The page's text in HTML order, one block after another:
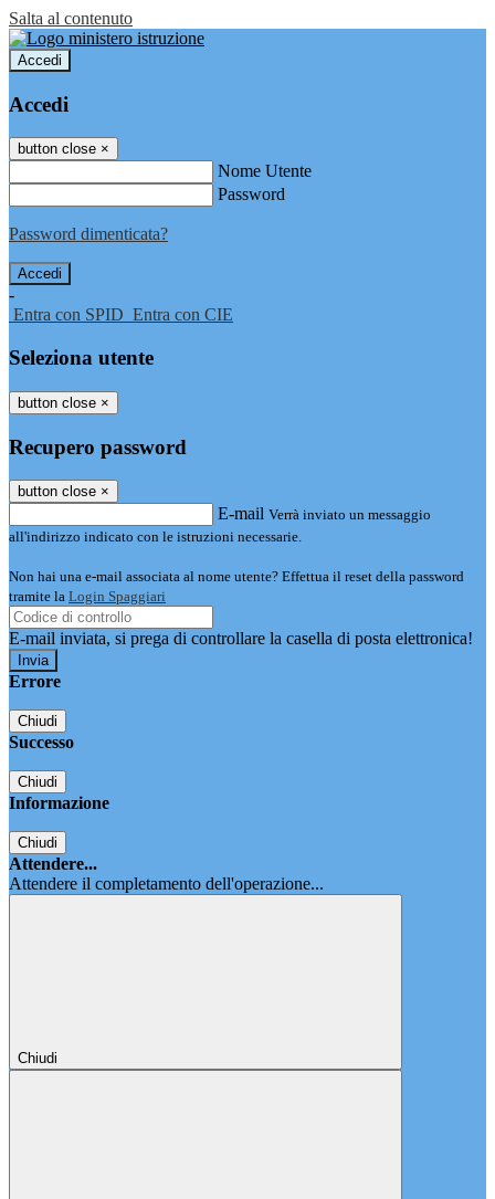
Salta al contenuto
Accedi
Accedi
button close ×
Nome Utente
Password
Password dimenticata?
-
Entra con SPID Entra con CIE
Seleziona utente
button close ×
Recupero password
button close ×
E-mail Verrà inviato un messaggio
all'indirizzo indicato con le istruzioni necessarie.
Non hai una e-mail associata al nome utente? Effettua il reset della password
tramite la Login Spaggiari
E-mail inviata, si prega di controllare la casella di posta elettronica!
Errore
Chiudi
Successo
Chiudi
Informazione
Chiudi
Attendere...
Attendere il completamento dell'operazione...
Chiudi